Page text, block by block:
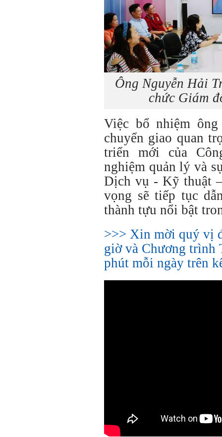
Ông Nguyễn Hải
chức Giám
Việc bổ nhiệm
chuyển giao quan
triển mới của
nghiệm quản lý và
Dịch vụ - Kỹ thuật
vọng sẽ tiếp tục
thành tựu nổi bật
>>> Xin mời quý vị
giờ và Chương trình
phút mỗi ngày trên